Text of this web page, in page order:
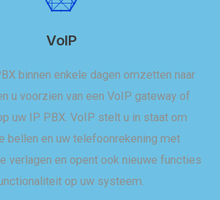
VoIP
binnen enkele dagen omzetten naar
u voorzien van een VoIP gateway of
uw IP PBX. VoIP stelt u in staat om
bellen en uw telefoonrekening met
verlagen en opent ook nieuwe functies
op uw systeem.